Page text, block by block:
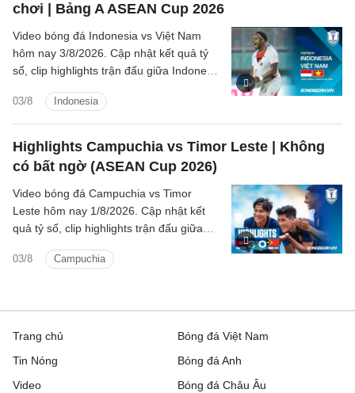
chơi | Bảng A ASEAN Cup 2026
03/8 Indonesia
Video bóng đá Indonesia vs Việt Nam
hôm nay 3/8/2026. Cập nhật kết quả tỷ
số, clip highlights trận đấu giữa Indonesia
Highlights Campuchia vs Timor Leste | Không
có bất ngờ (ASEAN Cup 2026)
03/8 Campuchia
Video bóng đá Campuchia vs Timor
Leste hôm nay 1/8/2026. Cập nhật kết
quả tỷ số, clip highlights trận đấu giữa
ASEAN Cup 2026).
Trang chủ
Tin Nóng
Video
Bóng đá Việt Nam
Bóng đá Anh
Bóng đá Châu Âu